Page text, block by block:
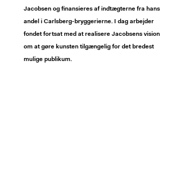
Jacobsen og finansieres af indtægterne fra hans
andel i Carlsberg-bryggerierne. I dag arbejder
fondet fortsat med at realisere Jacobsens vision
om at gøre kunsten tilgængelig for det bredest
mulige publikum.